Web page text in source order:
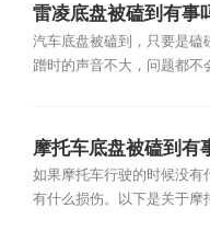
雷凌底盘被磕到有事
汽车底盘被磕到，只要是磕
蹭时的声音不大，问题都不
摩托车底盘被磕到有
如果摩托车行驶的时候没有
有什么损伤。以下是关于摩